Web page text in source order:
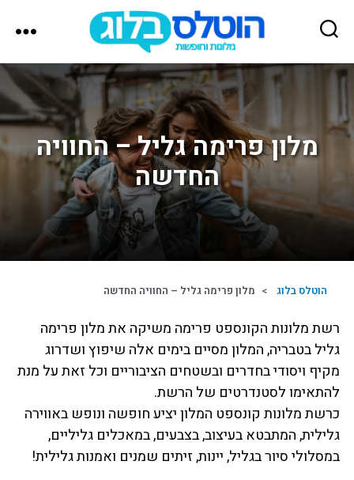
הוטלס
בלוג
מלון פרימה גליל – החוויה
החדשה
הוטלס בלוג > מלון פרימה גליל – החוויה החדשה
רשת מלונות הקונספט פרימה משיקה את מלון פרימה
גליל בטבריה, המלון מסיים בימים אלה שיפוץ ושדרוג
מקיף ויסודי בחדרים ובשטחים הציבוריים וכל זאת על מנת
להתאימו לסטנדרטים של הרשת.
כרשת מלונות קונספט המלון יציע חופשה ונופש באווירה
גלילית, המתבטא בעיצוב, בצבעים, במאכלים גליליים,
במסלולי סיור בגליל, יינות, זיתים שמנים ואמנות גלילית!